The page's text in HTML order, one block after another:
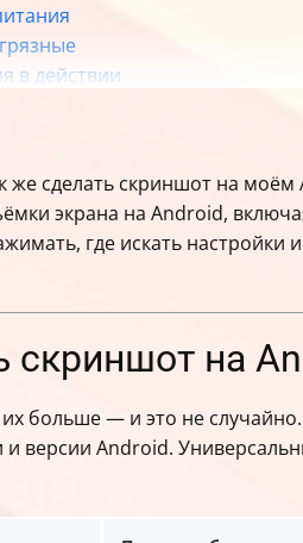
в действии
и продвинутых
же сделать скриншот на
экрана на Android,
где искать настройки
скриншот на
больше — и это не
версии Android.